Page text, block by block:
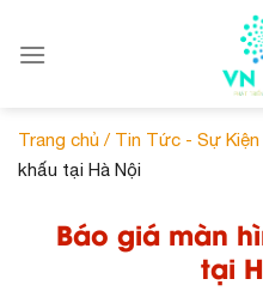
Trang chủ / Tin Tức - Sự Kiện
khấu tại Hà Nội
Báo giá màn
tại